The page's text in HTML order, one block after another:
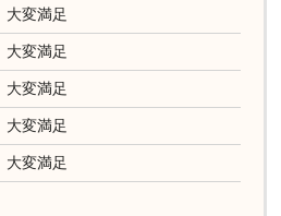
大変満足
大変満足
大変満足
大変満足
大変満足